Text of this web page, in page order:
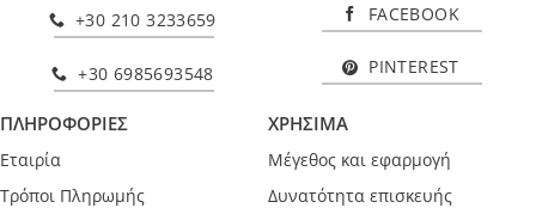
+30 210 3233659
+30 6985693548
FACEBOOK
PINTEREST
ΠΛΗΡΟΦΟΡΙΕΣ
Εταιρία
Τρόποι Πληρωμής
ΧΡΗΣΙΜΑ
Μέγεθος και εφαρμογή
Δυνατότητα επισκευής